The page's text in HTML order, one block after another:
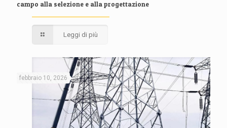
campo alla selezione e alla progettazione
Leggi di più
febbraio 10, 2026